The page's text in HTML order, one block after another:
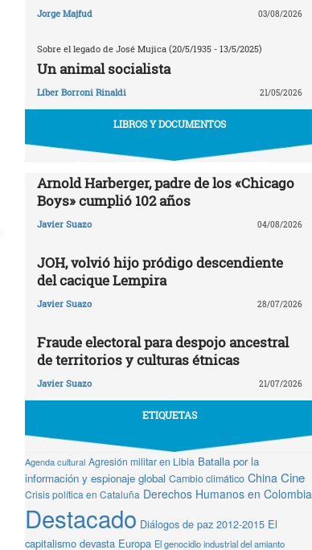
Jorge Majfud 03/08/2026
Sobre el legado de José Mujica (20/5/1935 - 13/5/2025)
Un animal socialista
Líber Borroni Rinaldi 21/05/2026
LIBROS Y DOCUMENTOS
Arnold Harberger, padre de los «Chicago
Boys» cumplió 102 años
Javier Suazo 04/08/2026
JOH, volvió hijo pródigo descendiente
del cacique Lempira
Javier Suazo 28/07/2026
Fraude electoral para despojo ancestral
de territorios y culturas étnicas
Javier Suazo 21/07/2026
ETIQUETAS
Agenda cultural Agresión militar en Libia Batalla por la
información y espionaje global Cambio climático China Cine
Crisis política en Cataluña Derechos Humanos en Colombia
Destacado Diálogos de paz 2012-2015 El
capitalismo devasta Europa El genocidio industrial del amianto